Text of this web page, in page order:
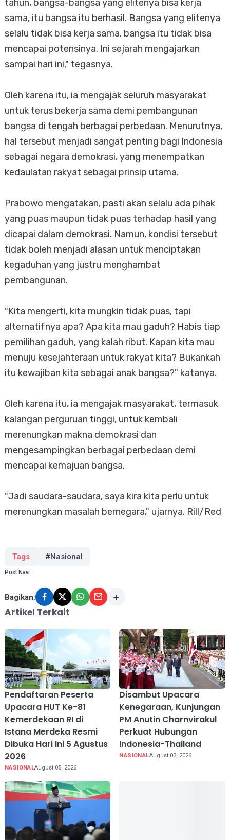
tahun, bangsa-bangsa yang elitenya bisa kerja
sama, itu bangsa itu berhasil. Bangsa yang elitenya
selalu tidak bisa kerja sama, bangsa itu tidak bisa
mencapai potensinya. Ini sejarah mengajarkan
sampai hari ini," tegasnya.
Oleh karena itu, ia mengajak seluruh masyarakat
untuk terus bekerja sama demi pembangunan
bangsa di tengah berbagai perbedaan. Menurutnya,
hal tersebut menjadi sangat penting bagi Indonesia
sebagai negara demokrasi, yang menempatkan
kedaulatan rakyat sebagai prinsip utama.
Prabowo mengatakan, pasti akan selalu ada pihak
yang puas maupun tidak puas terhadap hasil yang
dicapai dalam demokrasi. Namun, kondisi tersebut
tidak boleh menjadi alasan untuk menciptakan
kegaduhan yang justru menghambat
pembangunan.
"Kita mengerti, kita mungkin tidak puas, tapi
alternatifnya apa? Apa kita mau gaduh? Habis tiap
pemilihan gaduh, yang kalah ribut. Kapan kita mau
menuju kesejahteraan untuk rakyat kita? Bukankah
itu kewajiban kita sebagai anak bangsa?" katanya.
Oleh karena itu, ia mengajak masyarakat, termasuk
kalangan perguruan tinggi, untuk kembali
merenungkan makna demokrasi dan
mengesampingkan berbagai perbedaan demi
mencapai kemajuan bangsa.
"Jadi saudara-saudara, saya kira kita perlu untuk
merenungkan masalah bernegara," ujarnya. Rill/Red
Tags #Nasional
Post Navi
Bagikan:
Artikel Terkait
Pendaftaran Peserta
Upacara HUT Ke-81
Kemerdekaan RI di
Istana Merdeka Resmi
Dibuka Hari Ini 5 Agustus
2026
NASIONALAugust 05, 2026
Disambut Upacara
Kenegaraan, Kunjungan
PM Anutin Charnvirakul
Perkuat Hubungan
Indonesia-Thailand
NASIONALAugust 03, 2026